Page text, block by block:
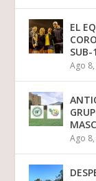
EL
SUB-
Ago
Ago